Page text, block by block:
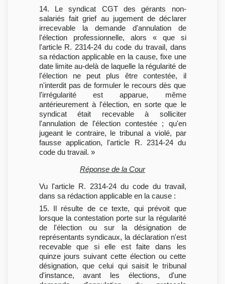
14. Le syndicat CGT des gérants non-
salariés fait grief au jugement de déclarer
irrecevable la demande d'annulation de
l'élection professionnelle, alors « que si
l'article R. 2314-24 du code du travail, dans
sa rédaction applicable en la cause, fixe une
date limite au-delà de laquelle la régularité de
l'élection ne peut plus être contestée, il
n'interdit pas de formuler le recours dès que
l'irrégularité est apparue, même
antérieurement à l'élection, en sorte que le
syndicat était recevable à solliciter
l'annulation de l'élection contestée ; qu'en
jugeant le contraire, le tribunal a violé, par
fausse application, l'article R. 2314-24 du
code du travail. »
Réponse de la Cour
Vu l'article R. 2314-24 du code du travail,
dans sa rédaction applicable en la cause :
15. Il résulte de ce texte, qui prévoit que
lorsque la contestation porte sur la régularité
de l'élection ou sur la désignation de
représentants syndicaux, la déclaration n'est
recevable que si elle est faite dans les
quinze jours suivant cette élection ou cette
désignation, que celui qui saisit le tribunal
d'instance, avant les élections, d'une